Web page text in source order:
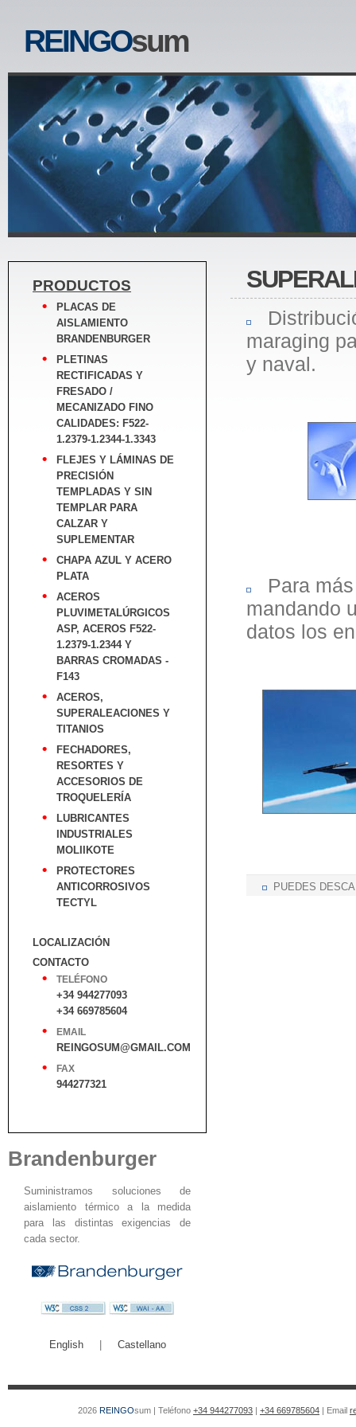
REINGOsum
maraging
y naval.
Para más
mandando
datos los
PUEDES
PRODUCTOS
PLACAS DE
AISLAMIENTO
BRANDENBURGER
PLETINAS
RECTIFICADAS Y
FRESADO /
MECANIZADO FINO
CALIDADES: F522-
1.2379-1.2344-1.3343
FLEJES Y LÁMINAS DE
PRECISIÓN
TEMPLADAS Y SIN
TEMPLAR PARA
CALZAR Y
SUPLEMENTAR
CHAPA AZUL Y ACERO
PLATA
ACEROS
PLUVIMETALÚRGICOS
ASP, ACEROS F522-
1.2379-1.2344 Y
BARRAS CROMADAS -
F143
ACEROS,
SUPERALEACIONES Y
TITANIOS
FECHADORES,
RESORTES Y
ACCESORIOS DE
TROQUELERÍA
LUBRICANTES
INDUSTRIALES
MOLIIKOTE
PROTECTORES
ANTICORROSIVOS
TECTYL
LOCALIZACIÓN
CONTACTO
TELÉFONO
+34 944277093
+34 669785604
EMAIL
REINGOSUM@GMAIL.COM
FAX
944277321
Brandenburger
Suministramos soluciones de
aislamiento térmico a la medida
para las distintas exigencias de
cada sector.
English| Castellano
2026 REINGOsum | Teléfono +34 944277093 +34 669785604 | Email